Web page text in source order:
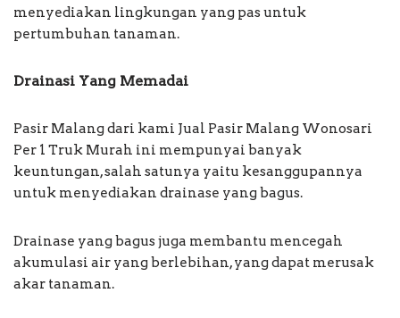
menyediakan lingkungan yang pas untuk
pertumbuhan tanaman.
Drainasi Yang Memadai
Pasir Malang dari kami Jual Pasir Malang Wonosari
Per 1 Truk Murah ini mempunyai banyak
keuntungan, salah satunya yaitu kesanggupannya
untuk menyediakan drainase yang bagus.
Drainase yang bagus juga membantu mencegah
akumulasi air yang berlebihan, yang dapat merusak
akar tanaman.